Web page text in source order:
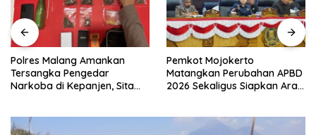
Polres Malang Amankan
Tersangka Pengedar
Narkoba di Kepanjen, Sita
Pemkot Mojokerto
Matangkan Perubahan APBD
2026 Sekaligus Siapkan Arah